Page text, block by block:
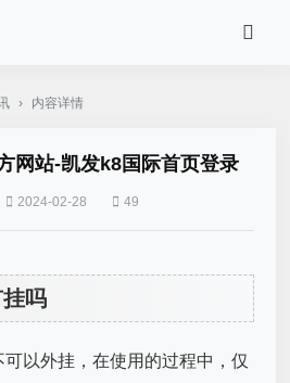
› 内容详情
网站-凯发k8国际首页登录
2024-02-28 49
吗
以外挂，在使用的过程中，仅